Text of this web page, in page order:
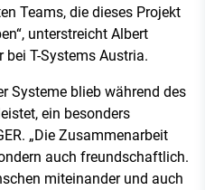
Teams, die dieses Projekt
unterstreicht Albert
T-Systems Austria.
Systeme blieb während des
ein besonders
„Die Zusammenarbeit
auch freundschaftlich.
miteinander und auch